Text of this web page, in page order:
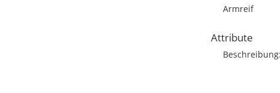
Armreif
Attribute
Beschreibung